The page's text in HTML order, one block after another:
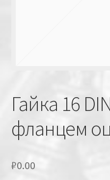
Гайка 16
фланцем
₽0.00